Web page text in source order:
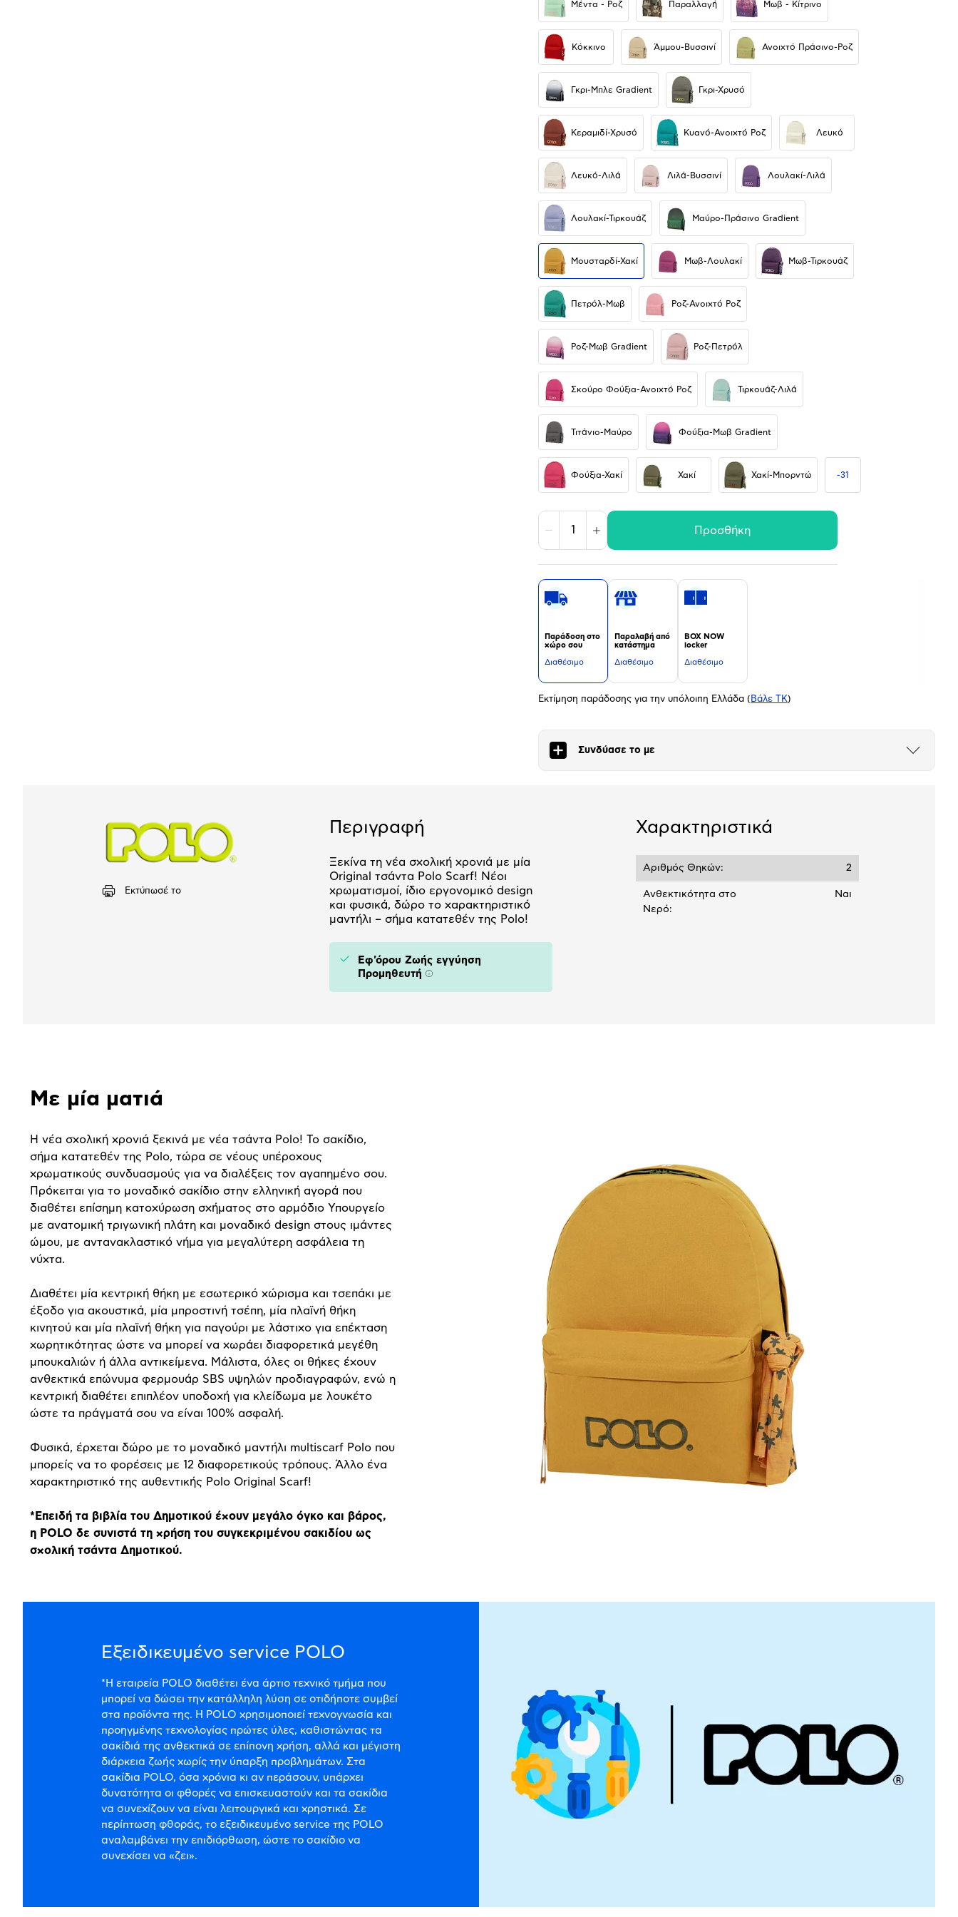
Μέντα - Ροζ Παραλλαγή Μωβ - Κίτρινο
Κόκκινο Άμμου-Βυσσινί Ανοιχτό Πράσινο-Ροζ
Γκρι-Μπλε Gradient Γκρι-Χρυσό
Κεραμιδί-Χρυσό Κυανό-Ανοιχτό Ροζ Λευκό
Λευκό-Λιλά Λιλά-Βυσσινί Λουλακί-Λιλά
Λουλακί-Τιρκουάζ Μαύρο-Πράσινο Gradient
Μουσταρδί-Χακί Μωβ-Λουλακί Μωβ-Τιρκουάζ
Πετρόλ-Μωβ Ροζ-Ανοιχτό Ροζ
Ροζ-Μωβ Gradient Ροζ-Πετρόλ
Σκούρο Φούξια-Ανοιχτό Ροζ Τιρκουάζ-Λιλά
Τιτάνιο-Μαύρο Φούξια-Μωβ Gradient
Φούξια-Χακί Χακί Χακί-Μπορντώ -31
Μείωση Αύξηση Προσθήκη
Παράδοση στο
χώρο σου
Διαθέσιμο
Παραλαβή από
κατάστημα
Διαθέσιμο
BOX NOW
locker
Διαθέσιμο
Εκτίμηση παράδοσης για την υπόλοιπη Ελλάδα ( Βάλε ΤΚ)
Συνδύασε το με
Άνοιξε
Εκτύπωσέ το
Περιγραφή
Ξεκίνα τη νέα σχολική χρονιά με μία
Original τσάντα Polo Scarf! Νέοι
χρωματισμοί, ίδιο εργονομικό design
και φυσικά, δώρο το χαρακτηριστικό
μαντήλι – σήμα κατατεθέν της Polo!
Εφ'όρου Ζωής εγγύηση
Προμηθευτή Πληροφορίες
Χαρακτηριστικά
Αριθμός Θηκών: 2
Ανθεκτικότητα στο
Νερό:
Ναι
παρουσίαση
Με μία ματιά
Η νέα σχολική χρονιά ξεκινά με νέα τσάντα Polo! Το σακίδιο,
σήμα κατατεθέν της Polo, τώρα σε νέους υπέροχους
χρωματικούς συνδυασμούς για να διαλέξεις τον αγαπημένο σου.
Πρόκειται για το μοναδικό σακίδιο στην ελληνική αγορά που
διαθέτει επίσημη κατοχύρωση σχήματος στο αρμόδιο Υπουργείο
με ανατομική τριγωνική πλάτη και μοναδικό design στους ιμάντες
ώμου, με αντανακλαστικό νήμα για μεγαλύτερη ασφάλεια τη
νύχτα.
Διαθέτει μία κεντρική θήκη με εσωτερικό χώρισμα και τσεπάκι με
έξοδο για ακουστικά, μία μπροστινή τσέπη, μία πλαϊνή θήκη
κινητού και μία πλαϊνή θήκη για παγούρι με λάστιχο για επέκταση
χωρητικότητας ώστε να μπορεί να χωράει διαφορετικά μεγέθη
μπουκαλιών ή άλλα αντικείμενα. Μάλιστα, όλες οι θήκες έχουν
ανθεκτικά επώνυμα φερμουάρ SBS υψηλών προδιαγραφών, ενώ η
κεντρική διαθέτει επιπλέον υποδοχή για κλείδωμα με λουκέτο
ώστε τα πράγματά σου να είναι 100% ασφαλή.
Φυσικά, έρχεται δώρο με το μοναδικό μαντήλι multiscarf Polo που
μπορείς να το φορέσεις με 12 διαφορετικούς τρόπους. Άλλο ένα
χαρακτηριστικό της αυθεντικής Polo Original Scarf!
*Επειδή τα βιβλία του Δημοτικού έχουν μεγάλο όγκο και βάρος,
η POLO δε συνιστά τη χρήση του συγκεκριμένου σακιδίου ως
σχολική τσάντα Δημοτικού.
Eξειδικευμένο service POLO
*Η εταιρεία POLO διαθέτει ένα άρτιο τεχνικό τμήμα που
μπορεί να δώσει την κατάλληλη λύση σε οτιδήποτε συμβεί
στα προϊόντα της. Η POLO χρησιμοποιεί τεχνογνωσία και
προηγμένης τεχνολογίας πρώτες ύλες, καθιστώντας τα
σακίδιά της ανθεκτικά σε επίπονη χρήση, αλλά και μέγιστη
διάρκεια ζωής χωρίς την ύπαρξη προβλημάτων. Στα
σακίδια POLO, όσα χρόνια κι αν περάσουν, υπάρχει
δυνατότητα οι φθορές να επισκευαστούν και τα σακίδια
να συνεχίζουν να είναι λειτουργικά και χρηστικά. Σε
περίπτωση φθοράς, το εξειδικευμένο service της POLO
αναλαμβάνει την επιδιόρθωση, ώστε το σακίδιο να
συνεχίσει να «ζει».